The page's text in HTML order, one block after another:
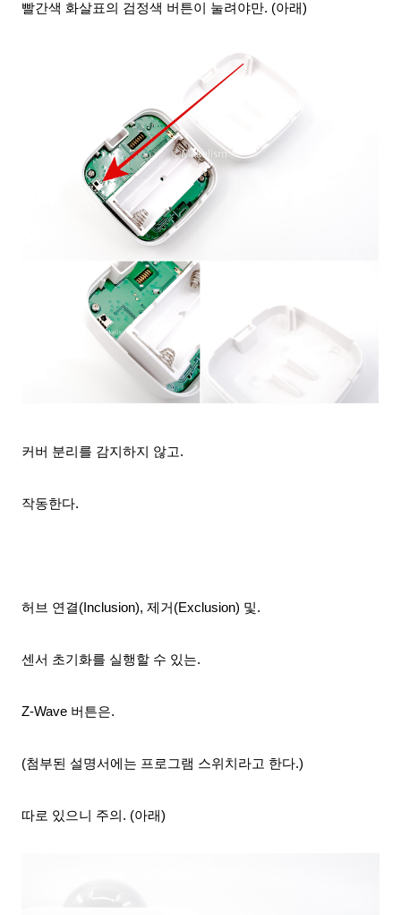
빨간색 화살표의 검정색 버튼이 눌려야만. (아래)
커버 분리를 감지하지 않고.
작동한다.
허브 연결(Inclusion), 제거(Exclusion) 및.
센서 초기화를 실행할 수 있는.
Z-Wave 버튼은.
(첨부된 설명서에는 프로그램 스위치라고 한다.)
따로 있으니 주의. (아래)